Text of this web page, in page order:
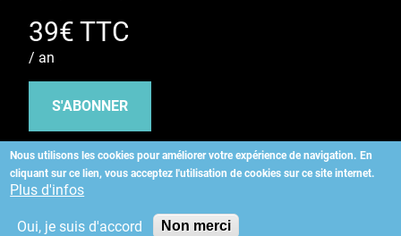
Nous utilisons les cookies pour améliorer votre expérience de navigation. En
cliquant sur ce lien, vous acceptez l'utilisation de cookies sur ce site internet.
Plus d'infos
Oui, je suis d'accord Non merci
39€ TTC
/ an
S'ABONNER
Copyright©2026 ALLIEDHEALTH
KAURIWEB